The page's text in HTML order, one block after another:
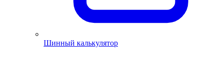
Шинный калькулятор